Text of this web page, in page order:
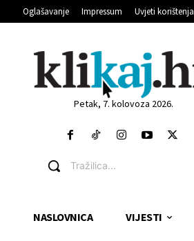
Oglašavanje Impressum Uvjeti korištenja
Petak, 7. kolovoza 2026.
Tražilica...
NASLOVNICA VIJESTI